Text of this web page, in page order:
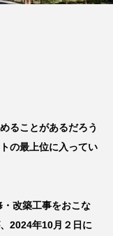
ることがあるだろう
の最上位に入ってい
改築工事をおこな
2024年10月２日に